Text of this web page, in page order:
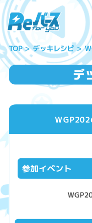
TOP デッキレシピ
参加イベント